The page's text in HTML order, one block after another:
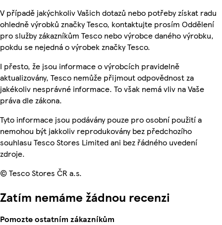
V případě jakýchkoliv Vašich dotazů nebo potřeby získat radu
ohledně výrobků značky Tesco, kontaktujte prosím Oddělení
pro služby zákazníkům Tesco nebo výrobce daného výrobku,
pokdu se nejedná o výrobek značky Tesco.
I přesto, že jsou informace o výrobcích pravidelně
aktualizovány, Tesco nemůže přijmout odpovědnost za
jakékoliv nesprávné informace. To však nemá vliv na Vaše
práva dle zákona.
Tyto informace jsou podávány pouze pro osobní použití a
nemohou být jakkoliv reprodukovány bez předchozího
souhlasu Tesco Stores Limited ani bez řádného uvedení
zdroje.
© Tesco Stores ČR a.s.
Zatím nemáme žádnou recenzi
Pomozte ostatním zákazníkům